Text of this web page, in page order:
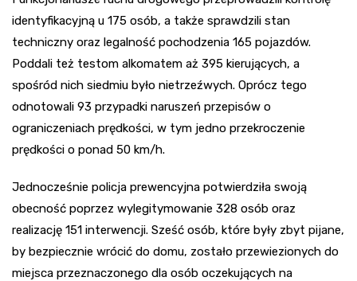
identyfikacyjną u 175 osób, a także sprawdzili stan
techniczny oraz legalność pochodzenia 165 pojazdów.
Poddali też testom alkomatem aż 395 kierujących, a
spośród nich siedmiu było nietrzeźwych. Oprócz tego
odnotowali 93 przypadki naruszeń przepisów o
ograniczeniach prędkości, w tym jedno przekroczenie
prędkości o ponad 50 km/h.
Jednocześnie policja prewencyjna potwierdziła swoją
obecność poprzez wylegitymowanie 328 osób oraz
realizację 151 interwencji. Sześć osób, które były zbyt pijane,
by bezpiecznie wrócić do domu, zostało przewiezionych do
miejsca przeznaczonego dla osób oczekujących na